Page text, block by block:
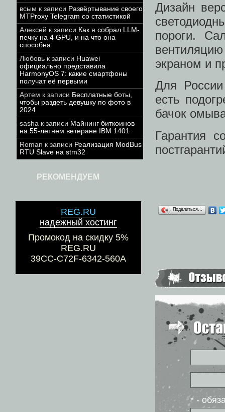
всым к записи Развёртывание своего
MTProxy Telegram со статистикой
Алексей к записи Как я собрал LLM-
печку на 4 GPU, и на что она
способна
Любовь к записи Huawei
официально представила
HarmonyOS 7: какие смартфоны
получат её первыми
Артем к записи Бесплатные боты,
чтобы раздеть девушку по фото в
2024
sasha к записи Майнинг биткоинов
на 55-летнем ветеране IBM 1401
Roman к записи Реализация ModBus
RTU Slave на stm32
РЕКОМЕНДУЕМ
REG.RU
надежный хостинг
Промокод на скидку 5%
REG.RU
39CC-C72F-6342-560A
Дизайн
пороги.
экраном и
Для
есть
бачок
Гарантия
Поделиться…
* -